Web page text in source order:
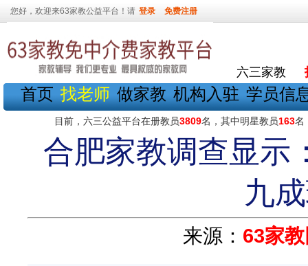
您好，欢迎来63家教公益平台！请 登录 免费注册
六三家教
首页 找老师 做家教 机构入驻 学员信
目前，六三公益平台在册教员3809名，其中明星教员163名
合肥家教调查显示
九
来源： 63家